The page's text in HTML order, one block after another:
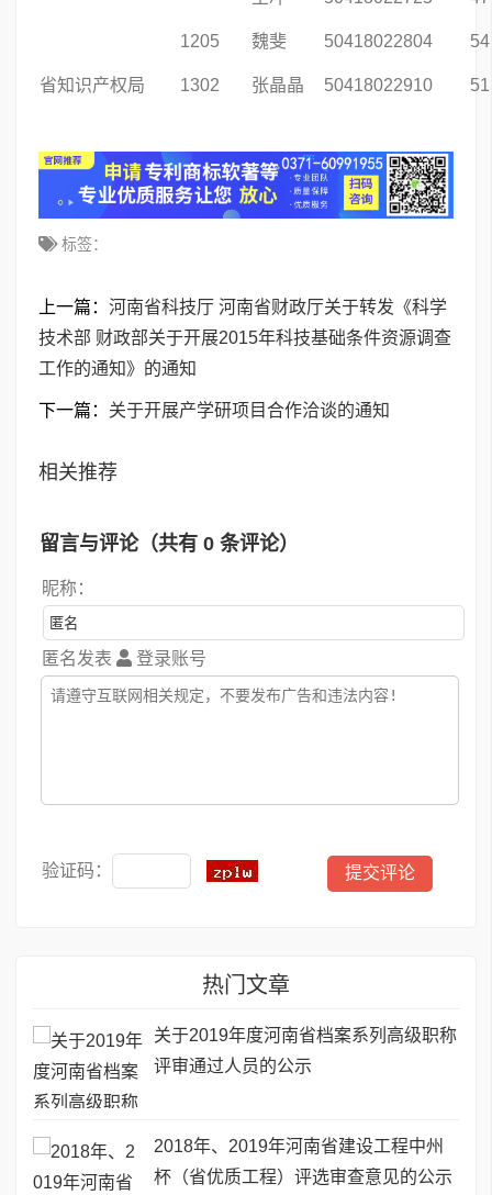
1205 魏斐 50418022804 54
省知识产权局 1302 张晶晶 50418022910
标签：
上一篇： 河南省科技厅 河南省财政厅关于转发《科学
技术部 财政部关于开展2015年科技基础条件资源调查
工作的通知》的通知
下一篇： 关于开展产学研项目合作洽谈的通知
相关推荐
留言与评论（共有 0 条评论）
昵称：
匿名发表 登录账号
验证码：
热门文章
关于2019年度河南省档案系列高级职称
评审通过人员的公示
2018年、2019年河南省建设工程中州
杯（省优质工程）评选审查意见的公示